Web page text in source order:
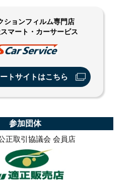
ションフィルム専門店
マート・カーサービス
トサイトはこちら
参加団体
正取引協議会 会員店